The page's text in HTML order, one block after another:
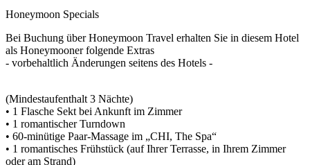
Honeymoon Specials
Bei Buchung über Honeymoon Travel erhalten Sie in diesem Hotel
als Honeymooner folgende Extras
- vorbehaltlich Änderungen seitens des Hotels -
(Mindestaufenthalt 3 Nächte)
• 1 Flasche Sekt bei Ankunft im Zimmer
• 1 romantischer Turndown
• 60-minütige Paar-Massage im „CHI, The Spa“
• 1 romantisches Frühstück (auf Ihrer Terrasse, in Ihrem Zimmer
oder am Strand)